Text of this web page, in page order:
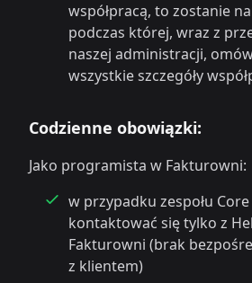
współpracą, to zostanie
podczas której, wraz z
naszej administracji,
wszystkie szczegóły
Codzienne obowiązki:
Jako programista w Fakturowni:
w przypadku zespołu
kontaktować się tylko z
Fakturowni (brak
z klientem)